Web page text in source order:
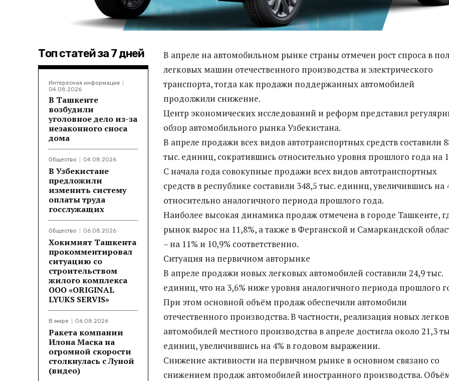
Топ статей за 7 дней
Интересная информация
04.08.2026
В Ташкенте
возбудили
уголовное дело из-за
незаконного сноса
дома
Общество 04.08.2026
В Узбекистане
предложили
изменить систему
оплаты труда
госслужащих
Общество 06.08.2026
Хокимият Ташкента
прокомментировал
ситуацию со
строительством
жилого комплекса
ООО «ORIGINAL
LYUKS SERVIS»
В мире 06.08.2026
Ракета компании
Илона Маска на
огромной скорости
столкнулась с Луной
(видео)
В апреле на автомобильном рынке страны отмечен рост спроса в
легковых машин отечественного производства и электрического
транспорта, тогда как продажи поддержанных автомобилей
продолжили снижение.
Центр экономических исследований и реформ представил
обзор автомобильного рынка Узбекистана.
В апреле продажи всех видов автотранспортных средств составили
тыс. единиц, сократившись относительно уровня прошлого года на
С начала года совокупные продажи всех видов автотранспортных
средств в республике составили 348,5 тыс. единиц, увеличившись на
относительно аналогичного периода прошлого года.
Наиболее высокая динамика продаж отмечена в городе Ташкенте,
рынок вырос на 11,8%, а также в Ферганской и Самаркандской
– на 11% и 10,9% соответственно.
Ситуация на первичном авторынке
В апреле продажи новых легковых автомобилей составили 24,9 тыс.
единиц, что на 3,6% ниже уровня аналогичного периода прошлого
При этом основной объём продаж обеспечили автомобили
отечественного производства. В частности, реализация новых
автомобилей местного производства в апреле достигла около 21,3
единиц, увеличившись на 4% в годовом выражении.
Снижение активности на первичном рынке в основном связано со
снижением продаж автомобилей иностранного производства.